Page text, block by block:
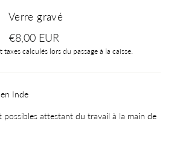
Verre gravé
Prix
régulier
€8,00 EUR
taxes calculés lors du passage à la caisse.
Inde
possibles attestant du travail à la main de